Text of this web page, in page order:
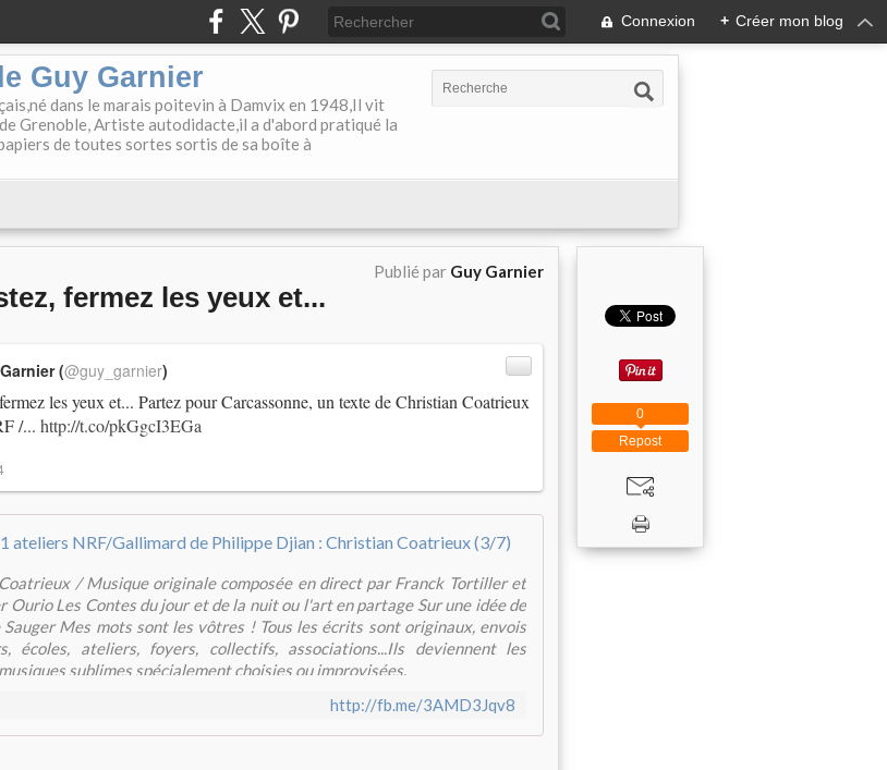
Connexion + Créer mon blog
Guy Garnier
dans le marais poitevin à Damvix en 1948,Il vit
Grenoble, Artiste autodidacte,il a d'abord pratiqué la
de toutes sortes sortis de sa boîte à
Publié par Guy Garnier
fermez les yeux et...
les yeux et... Partez pour Carcassonne, un texte de Christian Coatrieux
/... http://t.co/pkGgcI3EGa
(@guy_garnier)
Série n°1 ateliers NRF/Gallimard de
/ Musique originale composée en direct par Franck Tortiller et
Ourio Les Contes du jour et de la nuit ou l'art en partage Sur une idée de
Sauger Mes mots sont les vôtres ! Tous les écrits sont originaux, envois
écoles, ateliers, foyers, collectifs, associations...Ils deviennent les
sublimes spécialement choisies ou improvisées.
http://fb.me/3AMD3Jqv8
Repost
0